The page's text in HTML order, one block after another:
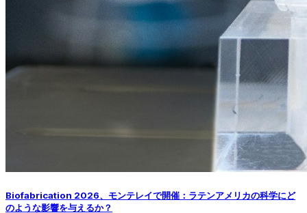
Biofabrication 2026、モンテレイで開催：ラテンアメリカの科学にど
のような影響を与えるか？